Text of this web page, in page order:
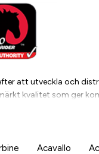
att utveckla och
kvalitet som ger
Acavallo